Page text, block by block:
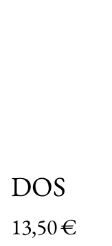
DOS
13,50 €